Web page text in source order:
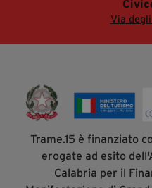
Via
Trame.15 è finanziato
erogate ad esito
Calabria per il